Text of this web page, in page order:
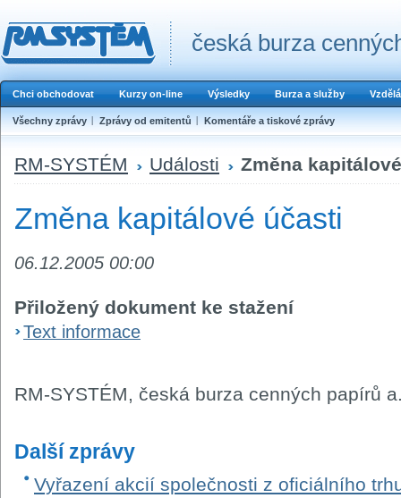
česká burza
Chci obchodovat Kurzy on-line Výsledky Burza a služby
Všechny zprávy Zprávy od emitentů Komentáře a tiskové zprávy
RM-SYSTÉM Události Změna
Změna kapitálové účasti
06.12.2005 00:00
Přiložený dokument ke stažení
Text informace
RM-SYSTÉM, česká burza cenných papírů
Další zprávy
Vyřazení akcií společnosti z oficiálního